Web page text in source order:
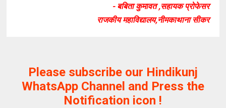
- बबिता कुमावत ,सहायक प्रोफेसर
राजकीय महाविद्यालय,नीमकाथाना सीकर
Please subscribe our Hindikunj
WhatsApp Channel and Press the
Notification icon !